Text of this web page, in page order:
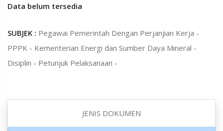
Data belum tersedia
SUBJEK : Pegawai Pemerintah Dengan Perjanjian Kerja -
PPPK - Kementerian Energi dan Sumber Daya Mineral -
Disiplin - Petunjuk Pelaksanaan -
JENIS DOKUMEN